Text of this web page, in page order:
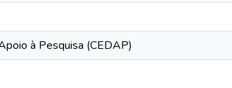
à Pesquisa (CEDAP)